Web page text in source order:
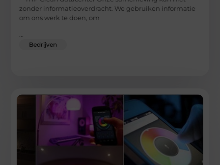
zonder informatieoverdracht. We gebruiken informatie
om ons werk te doen, om
Bedrijven